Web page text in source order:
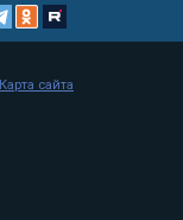
Карта сайта